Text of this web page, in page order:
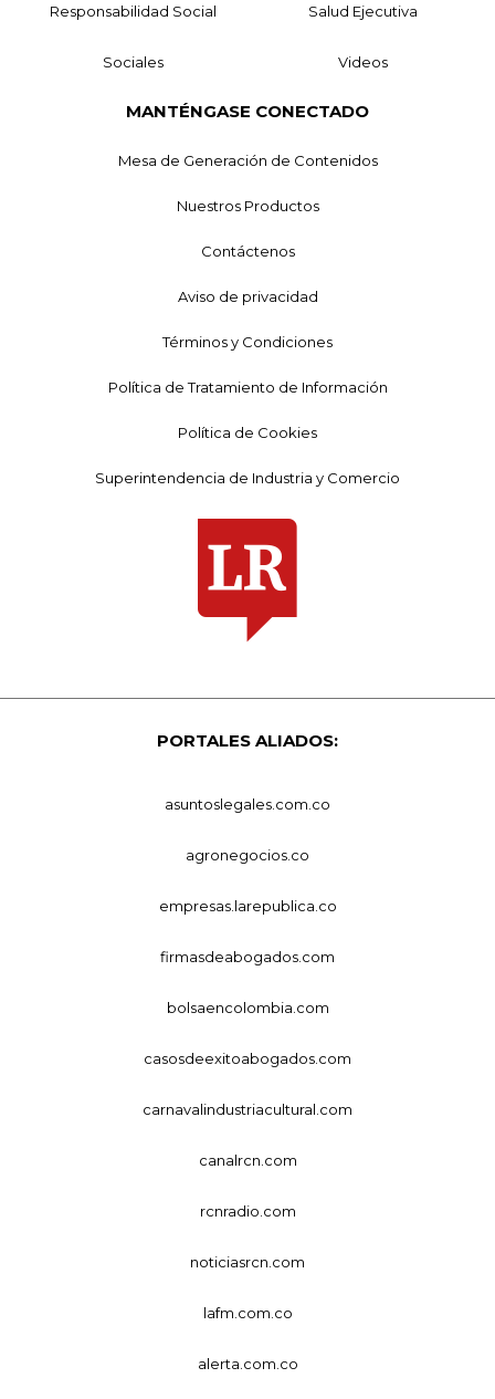
Responsabilidad Social Salud Ejecutiva
Sociales Videos
MANTÉNGASE CONECTADO
Mesa de Generación de Contenidos
Nuestros Productos
Contáctenos
Aviso de privacidad
Términos y Condiciones
Política de Tratamiento de Información
Política de Cookies
Superintendencia de Industria y Comercio
PORTALES ALIADOS:
asuntoslegales.com.co
agronegocios.co
empresas.larepublica.co
firmasdeabogados.com
bolsaencolombia.com
casosdeexitoabogados.com
carnavalindustriacultural.com
canalrcn.com
rcnradio.com
noticiasrcn.com
lafm.com.co
alerta.com.co